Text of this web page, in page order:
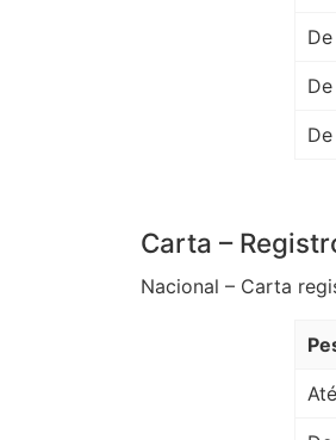
Carta –
Nacional – Carta